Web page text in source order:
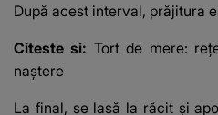
După acest interval, prăjitura
Citeste si: Tort de mere:
naştere
La final, se lasă la răcit și